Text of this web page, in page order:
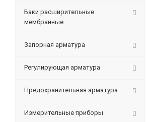
Баки расширительные
мембранные
Запорная арматура
Регулирующая арматура
Предохранительная арматура
Измерительные приборы